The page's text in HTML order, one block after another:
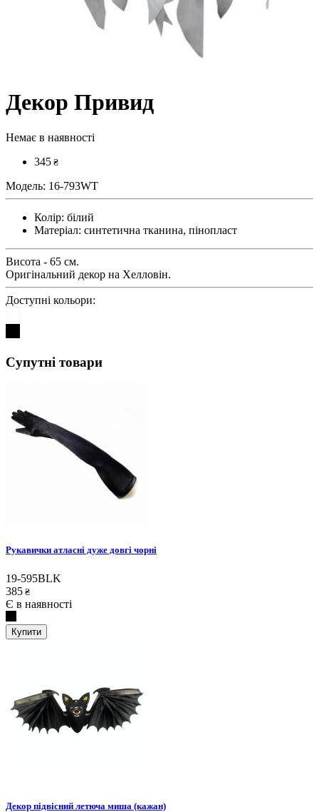
Декор Привид
Немає в наявності
345 ₴
Модель: 16-793WT
Колір: білий
Матеріал: синтетична тканина, пінопласт
Висота - 65 см.
Оригінальний декор на Хелловін.
Доступні кольори:
Супутні товари
Рукавички атласні дуже довгі чорні
19-595BLK
385 ₴
Є в наявності
Купити
Декор підвісний летюча миша (кажан)